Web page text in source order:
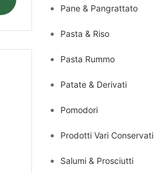
Pane & Pangrattato
Pasta & Riso
Pasta Rummo
Patate & Derivati
Pomodori
Prodotti Vari Conservati
Salumi & Prosciutti